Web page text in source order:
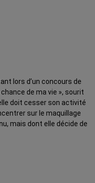
lors d’un concours de
de ma vie », sourit
doit cesser son activité
sur le maquillage
mais dont elle décide de